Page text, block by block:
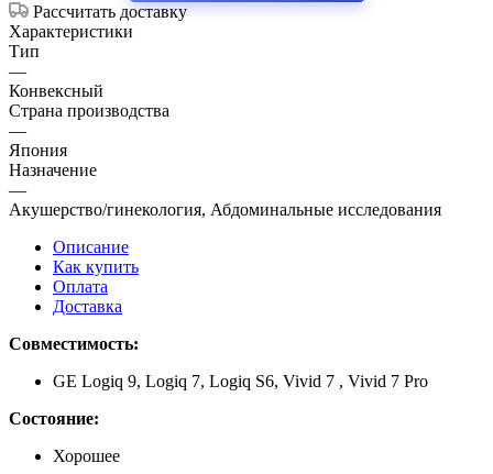
Рассчитать доставку
Характеристики
Тип
—
Конвексный
Страна производства
—
Япония
Назначение
—
Акушерство/гинекология, Абдоминальные исследования
Описание
Как купить
Оплата
Доставка
Совместимость:
GE Logiq 9, Logiq 7, Logiq S6, Vivid 7 , Vivid 7 Pro
Состояние:
Хорошее